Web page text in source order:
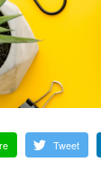
Tweet